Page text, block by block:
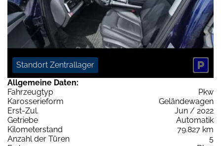
Standort Zentrallager
Allgemeine Daten:
Fahrzeugtyp
Pkw
Karosserieform
Geländewagen
Erst-Zul.
Jun / 2022
Getriebe
Automatik
Kilometerstand
79.827 km
Anzahl der Türen
5